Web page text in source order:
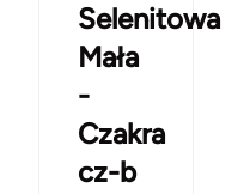
Selenitowa
Mała
-
Czakra
cz-b